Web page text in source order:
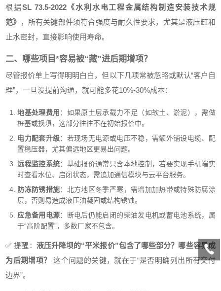
根据SL 73.5-2022《水利水电工程金属结构制造安装技术规
范》 ，所有关键部件须符合强度与耐久性要求，尤其是液压缸和
止水密封，直接影响使用寿命。
二、哪些项目*容易被“藏”进后期增项？
尽管报价单上写得明明白白，但以下几项常被忽略或默认“客户自
理”，一旦没提前沟通，就可能多花10%-30%成本：
地基处理费用 ：如果原土层承载力不足（如软土、淤泥），需做
桩基或换填，这部分往往不在初始报价中。
电力配套升级：若现场无电源或电压不稳，需额外铺设电缆、配
置稳压器，尤其偏远地区更易出问题。
远程监控系统：基础报价通常只含本地控制，若要实现手机端实
时查看水位、启闭状态，需追加通信模块与云平台服务。
防冻防锈措施：北方地区冬季严寒，需增加加热带或特殊防腐涂
层，否则易造成液压油凝固或结构锈蚀。
应急备用电源：断电后仍能启闭的柴油发电机或蓄电池系统，属
于“高阶配置”，多数厂家不包含。
✅ 提醒： 液压升降坝的“平米报价”包含了哪些部分？哪些容易成
为后期增项？
这个问题的关键，就在于“是否明确列出所有交付
边界”。